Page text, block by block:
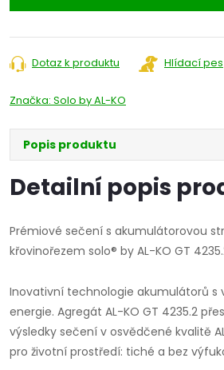
Dotaz k produktu Hlídací pes
Značka: Solo by AL-KO
Popis produktu
Detailní popis
Prémiové sečení s akumulátorovou
křovinořezem solo® by AL-KO GT
Inovativní technologie akumulátorů s
energie. Agregát AL-KO GT 4235.2
výsledky sečení v osvědčené kvalitě
pro životní prostředí: tiché a bez